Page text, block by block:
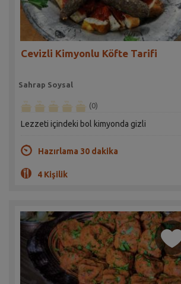
Cevizli Kimyonlu Köfte Tarifi
Sahrap Soysal
(0)
Lezzeti içindeki bol kimyonda gizli
Hazırlama 30 dakika
4 Kişilik